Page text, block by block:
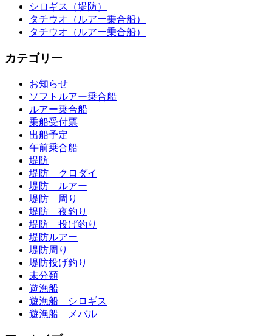
シロギス（堤防）
タチウオ（ルアー乗合船）
タチウオ（ルアー乗合船）
カテゴリー
お知らせ
ソフトルアー乗合船
ルアー乗合船
乗船受付票
出船予定
午前乗合船
堤防
堤防 クロダイ
堤防 ルアー
堤防 周り
堤防 夜釣り
堤防 投げ釣り
堤防ルアー
堤防周り
堤防投げ釣り
未分類
遊漁船
遊漁船 シロギス
遊漁船 メバル